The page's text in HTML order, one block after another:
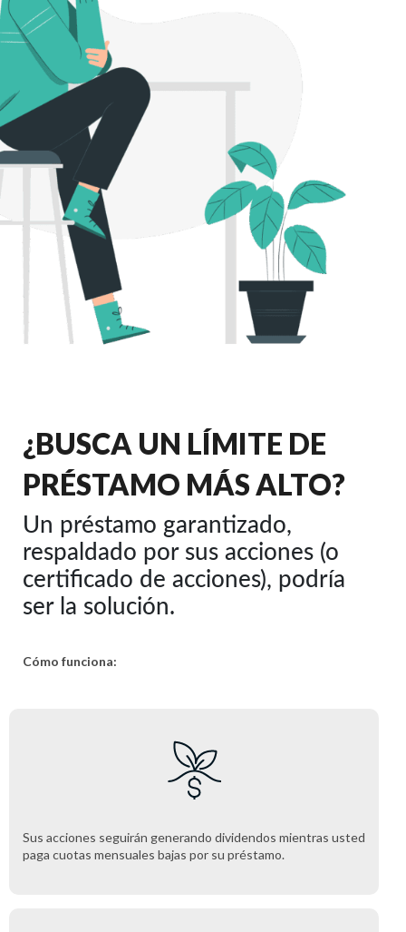
¿BUSCA UN LÍMITE DE
PRÉSTAMO MÁS ALTO?
Un préstamo garantizado,
respaldado por sus acciones (o
certificado de acciones), podría
ser la solución.
Cómo funciona:
Sus acciones seguirán generando dividendos mientras usted
paga cuotas mensuales bajas por su préstamo.